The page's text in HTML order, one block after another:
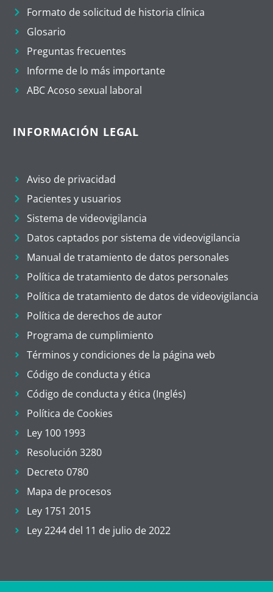
Formato de solicitud de historia clínica
Glosario
Preguntas frecuentes
Informe de lo más importante
ABC Acoso sexual laboral
INFORMACIÓN LEGAL
Aviso de privacidad
Pacientes y usuarios
Sistema de videovigilancia
Datos captados por sistema de videovigilancia
Manual de tratamiento de datos personales
Política de tratamiento de datos personales
Política de tratamiento de datos de videovigilancia
Política de derechos de autor
Programa de cumplimiento
Términos y condiciones de la página web
Código de conducta y ética
Código de conducta y ética (Inglés)
Política de Cookies
Ley 100 1993
Resolución 3280
Decreto 0780
Mapa de procesos
Ley 1751 2015
Ley 2244 del 11 de julio de 2022